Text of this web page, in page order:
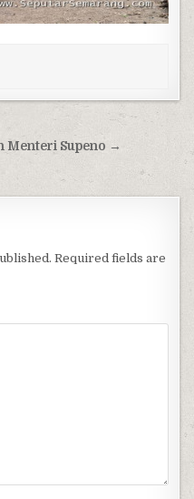
Menteri Supeno →
Required fields are